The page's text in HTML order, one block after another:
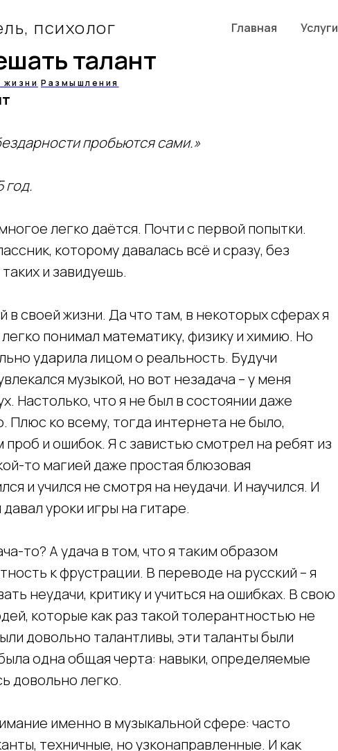
психолог Главная Услуги
талант
жизни Размышления
пробьются сами.»
год.
легко даётся. Почти с первой попытки.
которому давалась всё и сразу, без
и завидуешь.
в своей жизни. Да что там, в некоторых сферах я
понимал математику, физику и химию. Но
ударила лицом о реальность. Будучи
музыкой, но вот незадача – у меня
Настолько, что я не был в состоянии даже
Плюс ко всему, тогда интернета не было,
проб и ошибок. Я с завистью смотрел на ребят из
то магией даже простая блюзовая
и учился не смотря на неудачи. И научился. И
уроки игры на гитаре.
то? А удача в том, что я таким образом
к фрустрации. В переводе на русский – я
неудачи, критику и учиться на ошибках. В свою
которые как раз такой толерантностью не
довольно талантливы, эти таланты были
одна общая черта: навыки, определяемые
довольно легко.
именно в музыкальной сфере: часто
техничные, но узконаправленные. И как